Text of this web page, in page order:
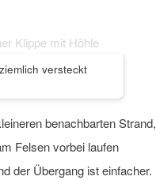
versteckt
benachbarten Strand,
Felsen vorbei laufen
der Übergang ist einfacher.